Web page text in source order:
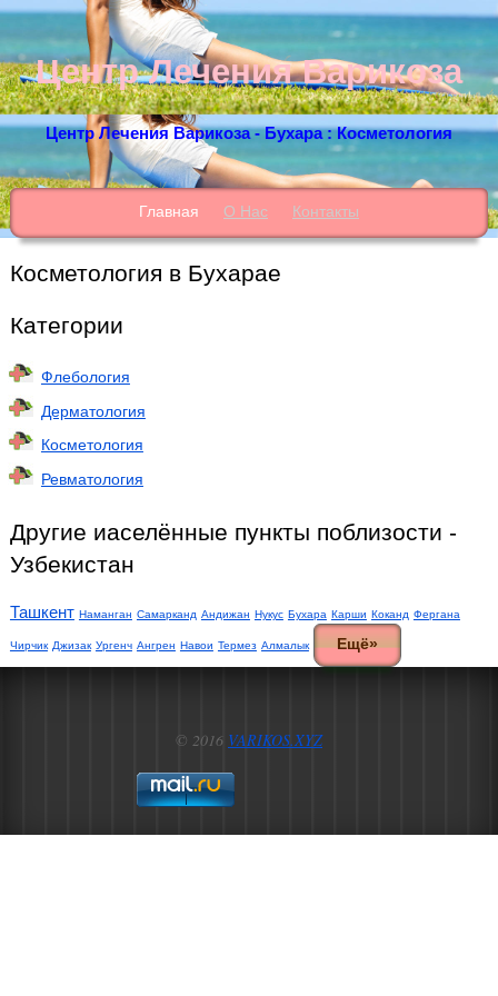
Центр Лечения Варикоза
Центр Лечения Варикоза - Бухара : Косметология
Главная О Нас Контакты
Косметология в Бухарае
Категории
Флебология
Дерматология
Косметология
Ревматология
Другие иаселённые пункты поблизости -
Узбекистан
Ташкент Наманган Самарканд Андижан Нукус Бухара Карши Коканд Фергана
Чирчик Джизак Ургенч Ангрен Навои Термез Алмалык Ещё»
© 2016 VARIKOS.XYZ